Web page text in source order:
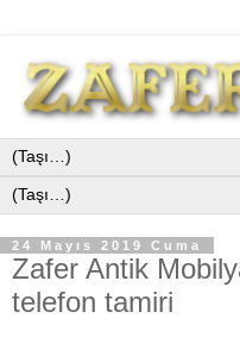
24 Mayıs 2019 Cuma
Zafer Antik
telefon tamiri